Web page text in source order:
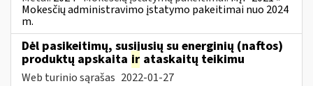
Mokesčių administravimo įstatymo pakeitimai nuo 2024
m.
Dėl pasikeitimų, susijusių su energinių (naftos)
produktų apskaita ir ataskaitų teikimu
Web turinio sąrašas 2022-01-27